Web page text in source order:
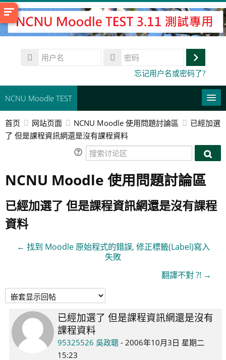
跳
到
主
登
忘记用户名或密码了?
NCNU Moodle TEST
常用連結
索
课
程
首页 网站页面 NCNU Moodle 使用問題討論區
已經加選
了 但是課程資訊網還是沒有課程資料
搜
讨
论
搜
区
NCNU Moodle 使用問題討論區
已經加選了 但是課程資訊網還是沒有課程
資料
← 找到 Moodle 原始程式的錯誤, 修正標籤(Label)寫入
失敗
翻譯不對 ?! →
已經加選了 但是課程資訊網還是沒有
課程資料
95325526 吳政聰- 2006年10月3日 星期二
15:23
回
帖
数：
1